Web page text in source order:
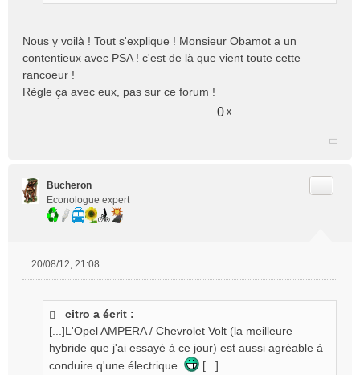
Nous y voilà ! Tout s'explique ! Monsieur Obamot a un
contentieux avec PSA ! c'est de là que vient toute cette
rancoeur !
Règle ça avec eux, pas sur ce forum !
0 x
Bucheron
Econologue expert
20/08/12, 21:08
citro a écrit :
[...]L'Opel AMPERA / Chevrolet Volt (la meilleure
hybride que j'ai essayé à ce jour) est aussi agréable à
conduire q'une électrique.
[...]